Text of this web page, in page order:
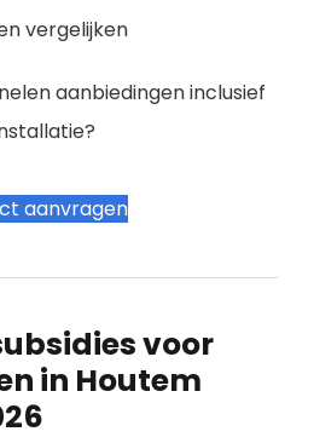
vergelijken
aanbiedingen inclusief
aanvragen
voor
in Houtem